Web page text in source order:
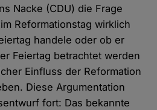
Nacke (CDU) die Frage
Reformationstag wirklich
handele oder ob er
Feiertag betrachtet werden
Einfluss der Reformation
Diese Argumentation
fort: Das bekannte